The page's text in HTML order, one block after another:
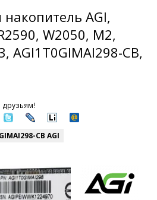
AGI,
W2050, M2,
AGI1T0GIMAI298-CB,
друзьям!
CB AGI